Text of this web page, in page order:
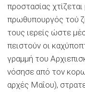
προστασίας
πρωθυπουργός τού
τους ιερείς ώστε
πειστούν οι
γραμμή του
νόσησε από τον
αρχές Μαΐου),